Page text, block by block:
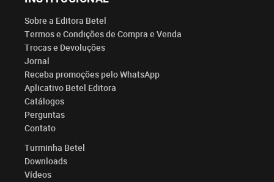
Sobre a Editora Betel
Termos e Condições de Compra e Venda
Trocas e Devoluções
Jornal
Receba promoções pelo WhatsApp
Aplicativo Betel Editora
Catálogos
Perguntas
Contato
Turminha Betel
Downloads
Vídeos